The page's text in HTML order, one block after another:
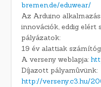
bremen.de/eduwear/
Az Arduino
innovációk, eddig elért
pályázatok:
19 év alattiak
A verseny weblapja:
Díjazott pályamûvünk:
http://verseny.c3.hu/